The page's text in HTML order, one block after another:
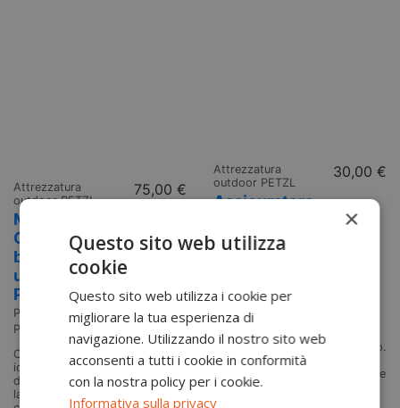
Attrezzatura
outdoor PETZL
Micro Traxion
Carrucola
bloccante
ultraleggera
Petzl
Petzl
P53
75,00 €
Compatta e ad alte prestazioni,
ideale per alpinismo e tecniche
di recupero MICRO TRAXION è
la carrucola bloccante Petzl per
Attrezzatura
outdoor PETZL
Assicuratore
Petzl
30,00 €
assicurazione, calata e uso
Reverso Reverso è
l’assicuratore Petzl leggero e
polivalente per arrampicata
sportiva, multipitch e alpinismo.
Permette anche l’uso in
modalità Reverso per uno o due
secondi.
×
Questo sito web utilizza
cookie
Questo sito web utilizza i cookie per
migliorare la tua esperienza di
navigazione. Utilizzando il nostro sito web
acconsenti a tutti i cookie in conformità
con la nostra policy per i cookie.
Informativa sulla privacy